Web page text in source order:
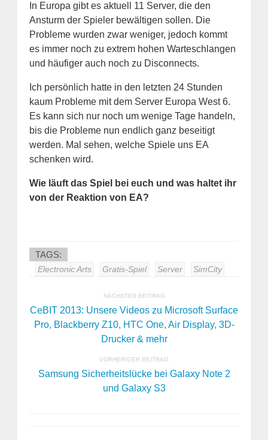
In Europa gibt es aktuell 11 Server, die den
Ansturm der Spieler bewältigen sollen. Die
Probleme wurden zwar weniger, jedoch kommt
es immer noch zu extrem hohen Warteschlangen
und häufiger auch noch zu Disconnects.
Ich persönlich hatte in den letzten 24 Stunden
kaum Probleme mit dem Server Europa West 6.
Es kann sich nur noch um wenige Tage handeln,
bis die Probleme nun endlich ganz beseitigt
werden. Mal sehen, welche Spiele uns EA
schenken wird.
Wie läuft das Spiel bei euch und was haltet ihr
von der Reaktion von EA?
TAGS:
Electronic Arts Gratis-Spiel Server SimCity
NÄCHSTER BEITRAG
CeBIT 2013: Unsere Videos zu Microsoft Surface
Pro, Blackberry Z10, HTC One, Air Display, 3D-
Drucker & mehr
VORHERIGER BEITRAG
Samsung Sicherheitslücke bei Galaxy Note 2
und Galaxy S3